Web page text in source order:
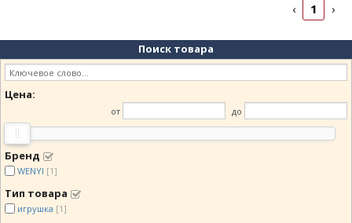
‹ 1 ›
Поиск товара
Цена:
от до
Бренд
WENYI [1]
Тип товара
игрушка [1]